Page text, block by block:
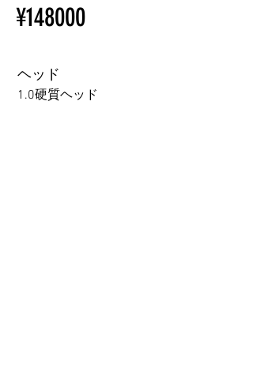
ラブドール購入前に知ってお
Ordering
Other configurations are related
following webpage.
Beginner’s Purchase Guide
¥148000
ヘッド
1.0硬質ヘッド